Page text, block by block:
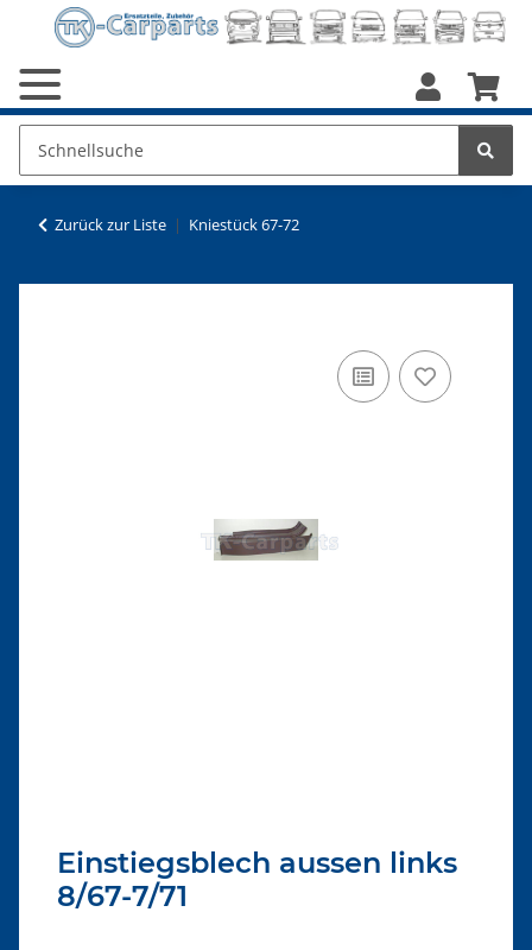
Zurück zur Liste Kniestück 67-72
Einstiegsblech aussen links
8/67-7/71